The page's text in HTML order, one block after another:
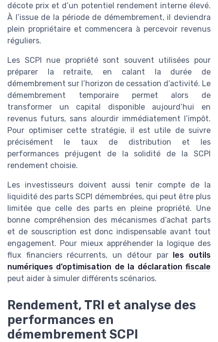
décote prix et d’un potentiel rendement interne élevé.
À l’issue de la période de démembrement, il deviendra
plein propriétaire et commencera à percevoir revenus
réguliers.
Les SCPI nue propriété sont souvent utilisées pour
préparer la retraite, en calant la durée de
démembrement sur l’horizon de cessation d’activité. Le
démembrement temporaire permet alors de
transformer un capital disponible aujourd’hui en
revenus futurs, sans alourdir immédiatement l’impôt.
Pour optimiser cette stratégie, il est utile de suivre
précisément le taux de distribution et les
performances préjugent de la solidité de la SCPI
rendement choisie.
Les investisseurs doivent aussi tenir compte de la
liquidité des parts SCPI démembrées, qui peut être plus
limitée que celle des parts en pleine propriété. Une
bonne compréhension des mécanismes d’achat parts
et de souscription est donc indispensable avant tout
engagement. Pour mieux appréhender la logique des
flux financiers récurrents, un détour par
les outils
numériques d’optimisation de la déclaration fiscale
peut aider à simuler différents scénarios.
Rendement, TRI et analyse des
performances en
démembrement SCPI